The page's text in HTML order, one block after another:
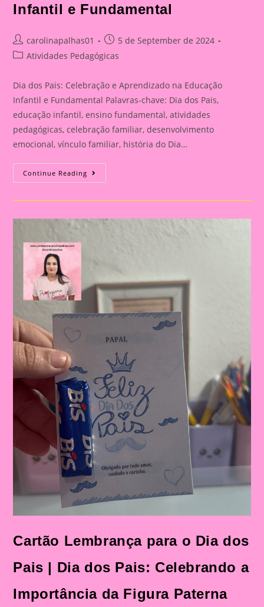
Infantil e Fundamental
Post
author:
carolinapalhas01
Post
published:
5 de September de 2024
PostAtividades Pedagógicas
Dia dos Pais: Celebração e Aprendizado na Educação
Infantil e Fundamental Palavras-chave: Dia dos Pais,
educação infantil, ensino fundamental, atividades
pedagógicas, celebração familiar, desenvolvimento
emocional, vínculo familiar, história do Dia…
Continue Reading Atividade
Para
Dia
Dia
Aprendizado
Educação
Infantil
Fundamental
Cartão Lembrança para o Dia dos
Pais | Dia dos Pais: Celebrando a
Importância da Figura Paterna